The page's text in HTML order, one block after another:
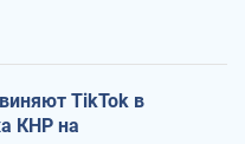
TikTok в
КНР на